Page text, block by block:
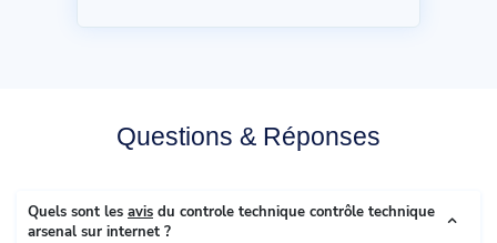
Questions & Réponses
Quels sont les avis du controle technique contrôle technique
arsenal sur internet ?